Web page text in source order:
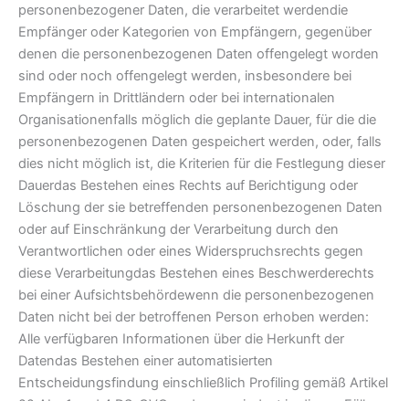
personenbezogener Daten, die verarbeitet werdendie
Empfänger oder Kategorien von Empfängern, gegenüber
denen die personenbezogenen Daten offengelegt worden
sind oder noch offengelegt werden, insbesondere bei
Empfängern in Drittländern oder bei internationalen
Organisationenfalls möglich die geplante Dauer, für die die
personenbezogenen Daten gespeichert werden, oder, falls
dies nicht möglich ist, die Kriterien für die Festlegung dieser
Dauerdas Bestehen eines Rechts auf Berichtigung oder
Löschung der sie betreffenden personenbezogenen Daten
oder auf Einschränkung der Verarbeitung durch den
Verantwortlichen oder eines Widerspruchsrechts gegen
diese Verarbeitungdas Bestehen eines Beschwerderechts
bei einer Aufsichtsbehördewenn die personenbezogenen
Daten nicht bei der betroffenen Person erhoben werden:
Alle verfügbaren Informationen über die Herkunft der
Datendas Bestehen einer automatisierten
Entscheidungsfindung einschließlich Profiling gemäß Artikel